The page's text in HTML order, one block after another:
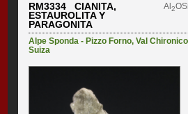
RM3334 CIANITA,
ESTAUROLITA Y
PARAGONITA
Al 2
Alpe Sponda - Pizzo Forno,Val Chironico
Suiza